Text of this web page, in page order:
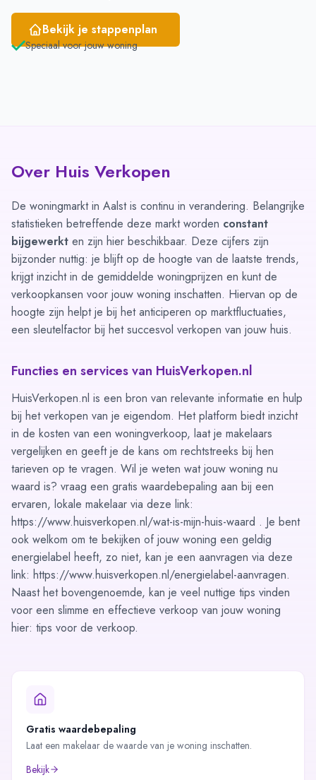
Bekijk je stappenplan
Speciaal voor jouw woning
Over Huis Verkopen
De woningmarkt in Aalst is continu in verandering. Belangrijke
statistieken betreffende deze markt worden constant
bijgewerkt en zijn hier beschikbaar. Deze cijfers zijn
bijzonder nuttig: je blijft op de hoogte van de laatste trends,
krijgt inzicht in de gemiddelde woningprijzen en kunt de
verkoopkansen voor jouw woning inschatten. Hiervan op de
hoogte zijn helpt je bij het anticiperen op marktfluctuaties,
een sleutelfactor bij het succesvol verkopen van jouw huis.
Functies en services van HuisVerkopen.nl
HuisVerkopen.nl is een bron van relevante informatie en hulp
bij het verkopen van je eigendom. Het platform biedt inzicht
in de kosten van een woningverkoop, laat je makelaars
vergelijken en geeft je de kans om rechtstreeks bij hen
tarieven op te vragen. Wil je weten wat jouw woning nu
waard is? vraag een gratis waardebepaling aan bij een
ervaren, lokale makelaar via deze link:
https://www.huisverkopen.nl/wat-is-mijn-huis-waard . Je bent
ook welkom om te bekijken of jouw woning een geldig
energielabel heeft, zo niet, kan je een aanvragen via deze
link: https://www.huisverkopen.nl/energielabel-aanvragen.
Naast het bovengenoemde, kan je veel nuttige tips vinden
voor een slimme en effectieve verkoop van jouw woning
hier: tips voor de verkoop.
Gratis waardebepaling
Laat een makelaar de waarde van je woning inschatten.
Bekijk